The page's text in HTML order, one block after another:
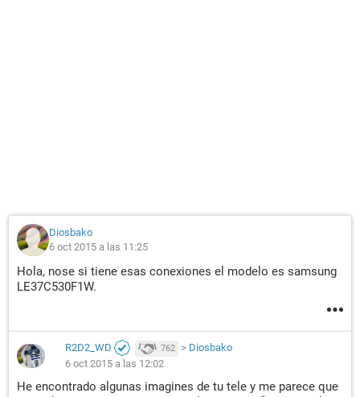
Diosbako
6 oct 2015 a las 11:25
Hola, nose si tiene esas conexiones el modelo es samsung
LE37C530F1W.
R2D2_WD 762 > Diosbako
6 oct 2015 a las 12:02
He encontrado algunas imagines de tu tele y me parece que